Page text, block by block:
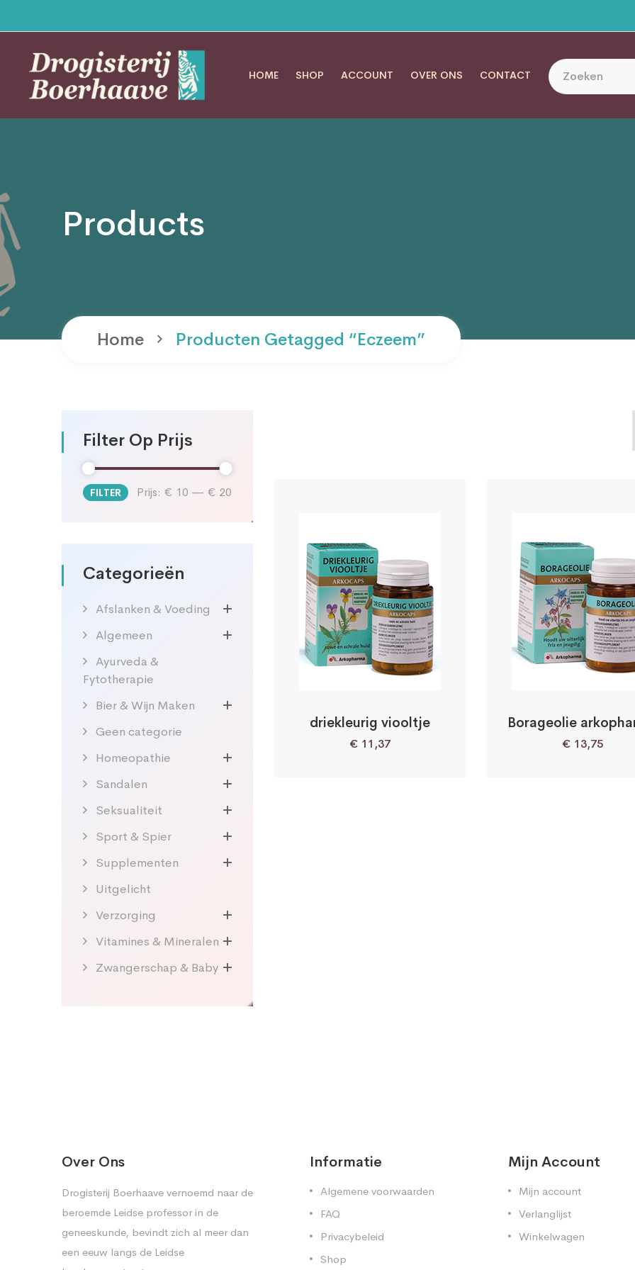
HOME SHOP ACCOUNT OVER ONS CONTACT
Products
Home Producten Getagged “eczeem”
Filter Op Prijs
Min.
Max.
FILTER Prijs: € 10 — € 20
Categorieën
Afslanken & Voeding
Algemeen
Ayurveda &
Fytotherapie
Bier & Wijn Maken
Geen categorie
Homeopathie
Sandalen
Seksualiteit
Sport & Spier
Supplementen
Uitgelicht
Verzorging
Vitamines & Mineralen
Zwangerschap & Baby
driekleurig viooltje
€ 11,37
Borageolie
€ 13,75
Over Ons
Drogisterij Boerhaave vernoemd naar de
beroemde Leidse professor in de
geneeskunde, bevindt zich al meer dan
een eeuw langs de Leidse
Informatie
Algemene voorwaarden
FAQ
Privacybeleid
Shop
Mijn Account
Mijn account
Verlanglijst
Winkelwagen